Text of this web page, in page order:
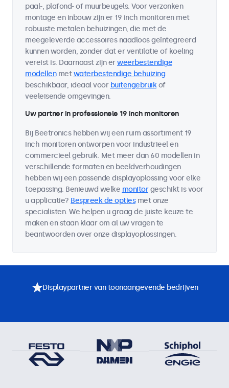
paal-, plafond- of muurbeugels. Voor verzonken
montage en inbouw zijn er 19 inch monitoren met
robuuste metalen behuizingen, die met de
meegeleverde accessoires naadloos geïntegreerd
kunnen worden, zonder dat er ventilatie of koeling
vereist is. Daarnaast zijn erweerbestendige
modellenmetwaterbestendige behuizing
beschikbaar, ideaal voor buitengebruikof
veeleisende omgevingen.
Uw partner in professionele 19 inch monitoren
Bij Beetronics hebben wij een ruim assortiment 19
inch monitoren ontworpen voor industrieel en
commercieel gebruik. Met meer dan 60 modellen in
verschillende formaten en beeldverhoudingen
hebben wij een passende displayoplossing voor elke
toepassing. Benieuwd welke monitorgeschikt is voor
u applicatie? Bespreek de optiesmet onze
specialisten. We helpen u graag de juiste keuze te
maken en staan klaar om al uw vragen te
beantwoorden over onze displayoplossingen.
Displaypartner van toonaangevende bedrijven